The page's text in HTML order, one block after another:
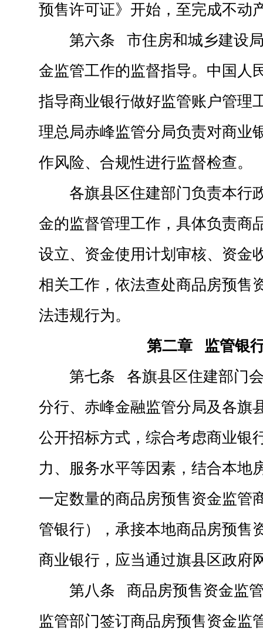
预售许可证》开始，至完成不动
第六条 市住房和城乡建设
金监管工作的监督指导。中国人
指导商业银行做好监管账户管理
理总局赤峰监管分局负责对商业
作风险、合规性进行监督检查。
各旗县区住建部门负责本行
金的监督管理工作，具体负责商
设立、资金使用计划审核、资金
相关工作，依法查处商品房预售
法违规行为。
第二章 监管银
第七条 各旗县区住建部门
分行、赤峰金融监管分局及各旗
公开招标方式，综合考虑商业银
力、服务水平等因素，结合本地
一定数量的商品房预售资金监管
管银行），承接本地商品房预售
商业银行，应当通过旗县区政府
第八条 商品房预售资金监
监管部门签订商品房预售资金监